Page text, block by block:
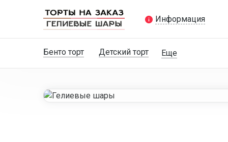
Информация
Бенто торт Детский торт Еще